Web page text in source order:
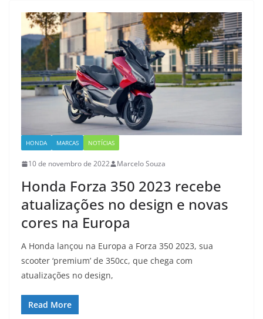
HONDA MARCAS NOTÍCIAS
10 de novembro de 2022 Marcelo Souza
Honda Forza 350 2023 recebe
atualizações no design e novas
cores na Europa
A Honda lançou na Europa a Forza 350 2023, sua
scooter ‘premium’ de 350cc, que chega com
atualizações no design,
Read More